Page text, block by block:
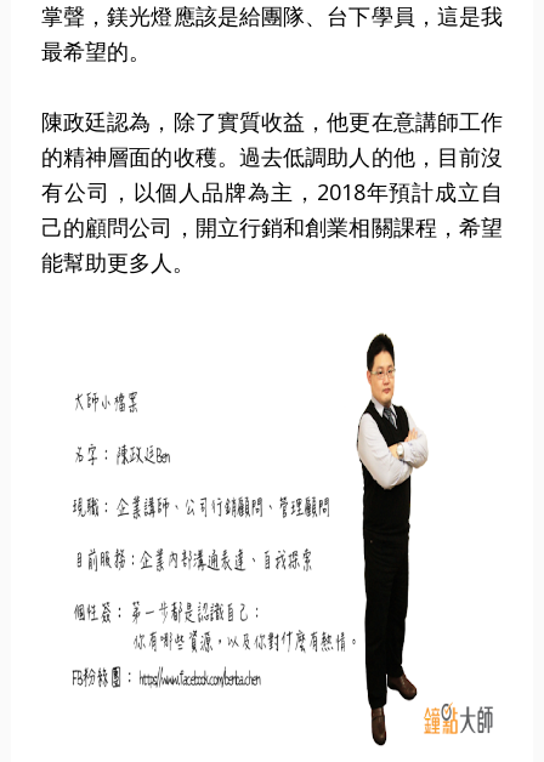
掌聲，鎂光燈應該是給團隊、台下學員，這是我
最希望的。
陳政廷認為，除了實質收益，他更在意講師工作
的精神層面的收穫。過去低調助人的他，目前沒
有公司，以個人品牌為主，2018年預計成立自
己的顧問公司，開立行銷和創業相關課程，希望
能幫助更多人。